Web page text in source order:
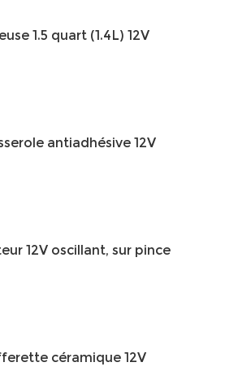
1.5 quart (1.4L) 12V
antiadhésive 12V
12V oscillant, sur pince
céramique 12V